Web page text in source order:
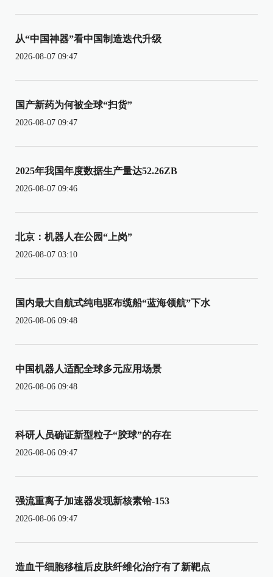
从“中国神器”看中国制造迭代升级
2026-08-07 09:47
国产新药为何被全球“扫货”
2026-08-07 09:47
2025年我国年度数据生产量达52.26ZB
2026-08-07 09:46
北京：机器人在公园“上岗”
2026-08-07 03:10
国内最大自航式纯电驱布缆船“蓝海领航”下水
2026-08-06 09:48
中国机器人适配全球多元应用场景
2026-08-06 09:48
科研人员确证新型粒子“胶球”的存在
2026-08-06 09:47
强流重离子加速器发现新核素铪-153
2026-08-06 09:47
造血干细胞移植后皮肤纤维化治疗有了新靶点